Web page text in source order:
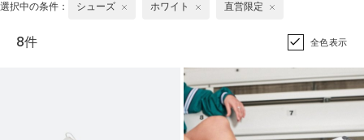
選択中の条件： シューズ ホワイト 直営限定
8件 全色表示